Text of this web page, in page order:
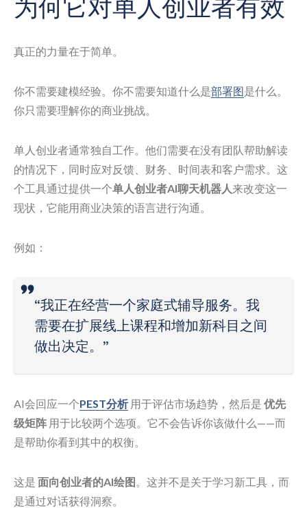
真正的力量在于简单。
你不需要建模经验。你不需要知道什么是部署图是什么。
你只需要理解你的商业挑战。
单人创业者通常独自工作。他们需要在没有团队帮助解读
的情况下，同时应对反馈、财务、时间表和客户需求。这
个工具通过提供一个单人创业者AI聊天机器人来改变这一
现状，它能用商业决策的语言进行沟通。
例如：
“我正在经营一个家庭式辅导服务。我
需要在扩展线上课程和增加新科目之间
做出决定。”
AI会回应一个PEST分析用于评估市场趋势，然后是 优先
级矩阵 用于比较两个选项。它不会告诉你该做什么——而
是帮助你看到其中的权衡。
这是 面向创业者的AI绘图。这并不是关于学习新工具，而
是通过对话获得洞察。